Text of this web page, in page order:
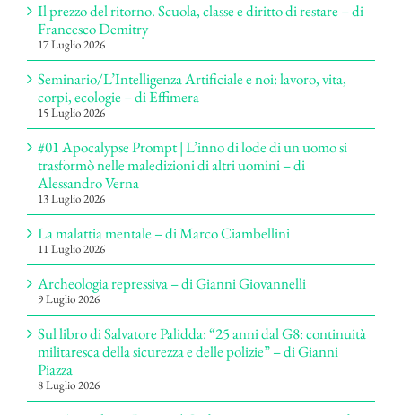
Il prezzo del ritorno. Scuola, classe e diritto di restare – di
Francesco Demitry
17 Luglio 2026
Seminario/L’Intelligenza Artificiale e noi: lavoro, vita,
corpi, ecologie – di Effimera
15 Luglio 2026
#01 Apocalypse Prompt | L’inno di lode di un uomo si
trasformò nelle maledizioni di altri uomini – di
Alessandro Verna
13 Luglio 2026
La malattia mentale – di Marco Ciambellini
11 Luglio 2026
Archeologia repressiva – di Gianni Giovannelli
9 Luglio 2026
Sul libro di Salvatore Palidda: “25 anni dal G8: continuità
militaresca della sicurezza e delle polizie” – di Gianni
Piazza
8 Luglio 2026